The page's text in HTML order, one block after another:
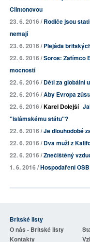
Clintonovou
23. 6. 2016 /Rodiče jsou
nemají
23. 6. 2016 /Plejáda
22. 6. 2016 /Soros: Zatímco
mocností
22. 6. 2016 /Děti za globální
22. 6. 2016 /Aby Evropa
22. 6. 2016 /Karel Dolejší
"islámskému státu"?
22. 6. 2016 /Je dlouhodobé
22. 6. 2016 /Dva muži z
22. 6. 2016 /Znečištěný
1. 6. 2016 /Hospodaření
Britské listy
O nás - Britské listy
Kontakty